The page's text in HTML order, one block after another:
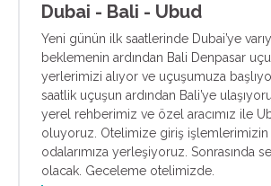
Dubai - Bali - Ubud
Yeni günün ilk saatlerinde Dubai’ye
beklemenin ardından Bali Denpasar
yerlerimizi alıyor ve uçuşumuza
saatlik uçuşun ardından Bali’ye
yerel rehberimiz ve özel aracımız ile
oluyoruz. Otelimize giriş işlemlerimizin
odalarımıza yerleşiyoruz. Sonrasında
olacak. Geceleme otelimizde.